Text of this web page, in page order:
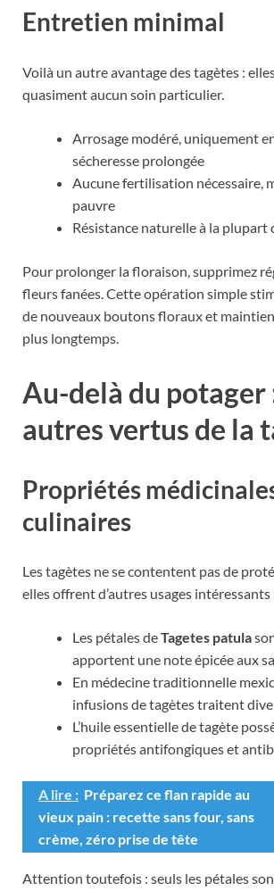
Entretien minimal
Voilà un autre avantage des tagètes :
quasiment aucun soin particulier.
Arrosage modéré, uniquement
sécheresse prolongée
Aucune fertilisation nécessaire,
pauvre
Résistance naturelle à la plupart
Pour prolonger la floraison, supprimez
fleurs fanées. Cette opération simple
de nouveaux boutons floraux et
plus longtemps.
Au-delà du potager
autres vertus de la
Propriétés
culinaires
Les tagètes ne se contentent pas de
elles offrent d’autres usages intéressants
Les pétales deTagetes patula
apportent une note épicée aux
En médecine traditionnelle
infusions de tagètes traitent
L’huile essentielle de tagète
propriétés antifongiques et
A lire : Préparez ce flan rapide au
vieux pain : recette sans four, sans
crème, zéro prise de tête
Attention toutefois : seuls les pétales